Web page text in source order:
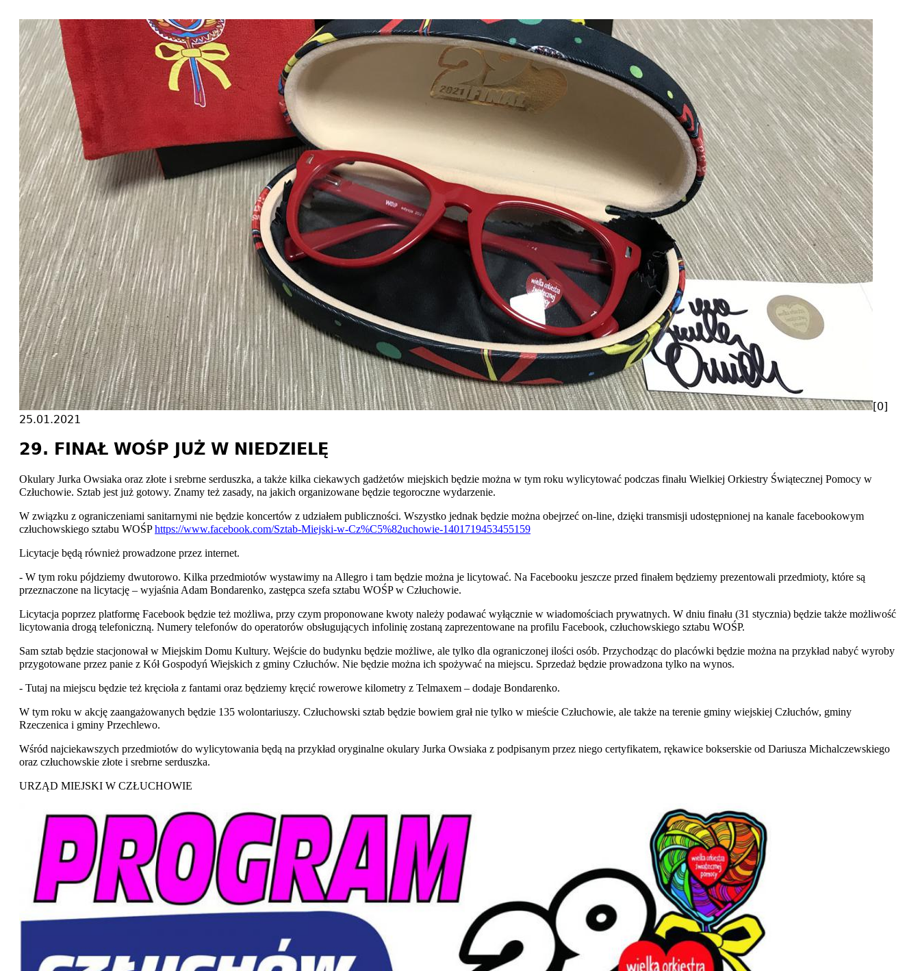
[0]
25.01.2021
29. FINAŁ WOŚP JUŻ W NIEDZIELĘ
Okulary Jurka Owsiaka oraz złote i srebrne serduszka, a także kilka ciekawych gadżetów miejskich będzie można w tym roku wylicytować podczas finału Wielkiej Orkiestry Świątecznej Pomocy w
Człuchowie. Sztab jest już gotowy. Znamy też zasady, na jakich organizowane będzie tegoroczne wydarzenie.
W związku z ograniczeniami sanitarnymi nie będzie koncertów z udziałem publiczności. Wszystko jednak będzie można obejrzeć on-line, dzięki transmisji udostępnionej na kanale facebookowym
człuchowskiego sztabu WOŚPhttps://www.facebook.com/Sztab-Miejski-w-Cz%C5%82uchowie-1401719453455159
Licytacje będą również prowadzone przez internet.
- W tym roku pójdziemy dwutorowo. Kilka przedmiotów wystawimy na Allegro i tam będzie można je licytować. Na Facebooku jeszcze przed finałem będziemy prezentowali przedmioty, które są
przeznaczone na licytację – wyjaśnia Adam Bondarenko, zastępca szefa sztabu WOŚP w Człuchowie.
Licytacja poprzez platformę Facebook będzie też możliwa, przy czym proponowane kwoty należy podawać wyłącznie w wiadomościach prywatnych. W dniu finału (31 stycznia) będzie także możliwość
licytowania drogą telefoniczną. Numery telefonów do operatorów obsługujących infolinię zostaną zaprezentowane na profilu Facebook, człuchowskiego sztabu WOŚP.
Sam sztab będzie stacjonował w Miejskim Domu Kultury. Wejście do budynku będzie możliwe, ale tylko dla ograniczonej ilości osób. Przychodząc do placówki będzie można na przykład nabyć wyroby
przygotowane przez panie z Kół Gospodyń Wiejskich z gminy Człuchów. Nie będzie można ich spożywać na miejscu. Sprzedaż będzie prowadzona tylko na wynos.
- Tutaj na miejscu będzie też kręcioła z fantami oraz będziemy kręcić rowerowe kilometry z Telmaxem – dodaje Bondarenko.
W tym roku w akcję zaangażowanych będzie 135 wolontariuszy. Człuchowski sztab będzie bowiem grał nie tylko w mieście Człuchowie, ale także na terenie gminy wiejskiej Człuchów, gminy
Rzeczenica i gminy Przechlewo.
Wśród najciekawszych przedmiotów do wylicytowania będą na przykład oryginalne okulary Jurka Owsiaka z podpisanym przez niego certyfikatem, rękawice bokserskie od Dariusza Michalczewskiego
oraz człuchowskie złote i srebrne serduszka.
URZĄD MIEJSKI W CZŁUCHOWIE